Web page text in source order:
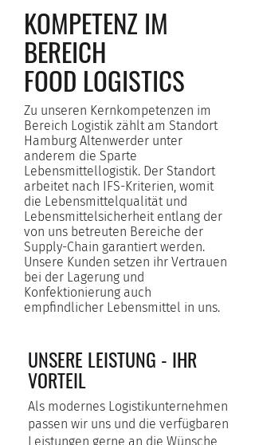
KOMPETENZ IM
BEREICH
FOOD LOGISTICS
Zu unseren Kernkompetenzen im
Bereich Logistik zählt am Standort
Hamburg Altenwerder unter
anderem die Sparte
Lebensmittellogistik. Der Standort
arbeitet nach IFS-Kriterien, womit
die Lebensmittelqualität und
Lebensmittelsicherheit entlang der
von uns betreuten Bereiche der
Supply-Chain garantiert werden.
Unsere Kunden setzen ihr Vertrauen
bei der Lagerung und
Konfektionierung auch
empfindlicher Lebensmittel in uns.
UNSERE LEISTUNG - IHR
VORTEIL
Als modernes Logistikunternehmen
passen wir uns und die verfügbaren
Leistungen gerne an die Wünsche